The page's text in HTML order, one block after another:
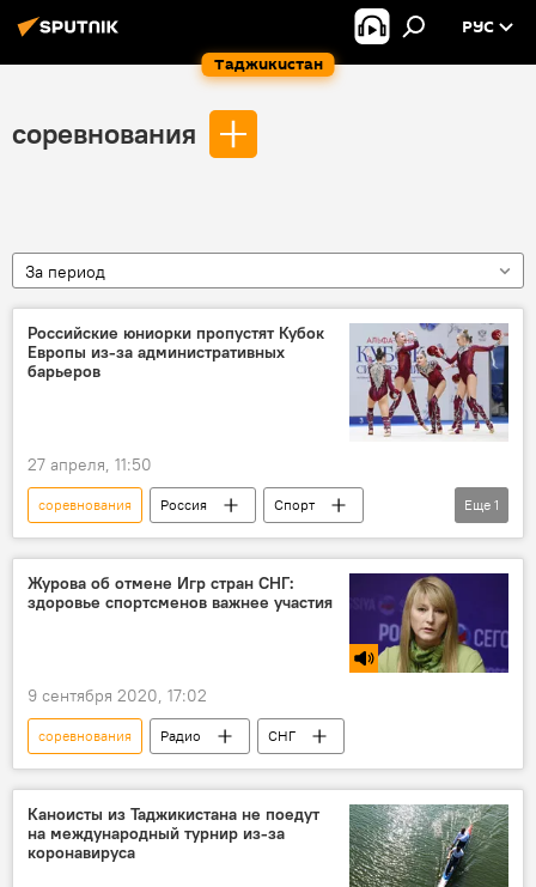
Таджикистан
РУС
соревнования
За период
Российские юниорки пропустят Кубок
Европы из-за административных
барьеров
27 апреля, 11:50
соревнования Россия
Спорт
МОК
Еще 1
Журова об отмене Игр стран СНГ:
здоровье спортсменов важнее участия
9 сентября 2020, 17:02
соревнования Радио СНГ
Каноисты из Таджикистана не поедут
на международный турнир из-за
коронавируса